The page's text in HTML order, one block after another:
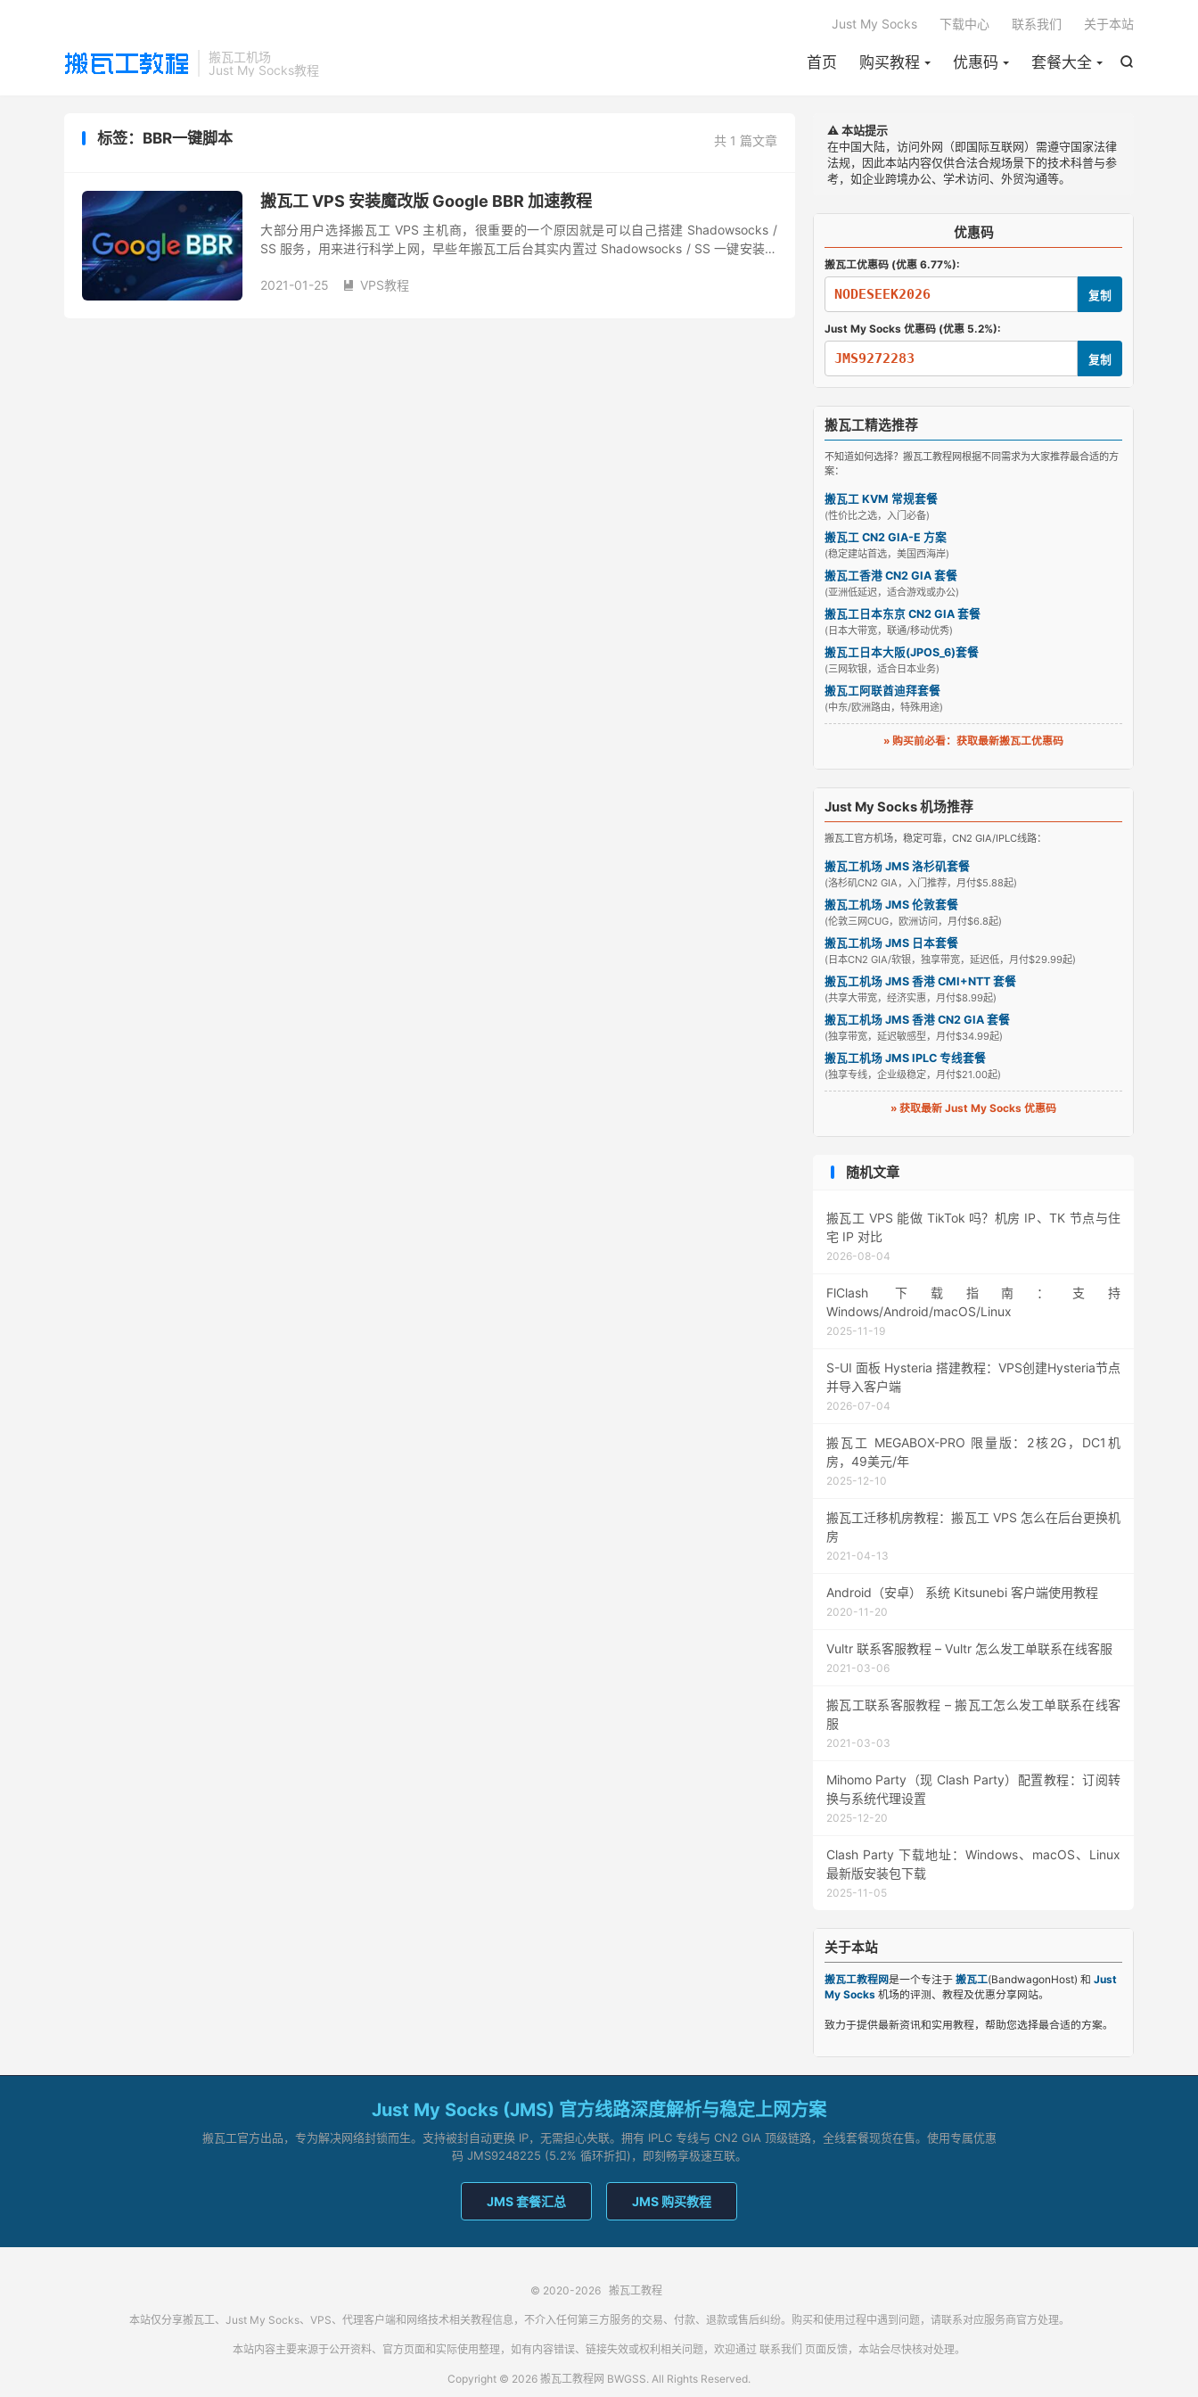
搬瓦工机场
Just My Socks教程

首页 购买教程 优惠码 套餐大全
Just My Socks 下载中心 联系我们 关于本站
共 1 篇文章
标签：BBR一键脚本
搬瓦工 VPS 安装魔改版 Google BBR 加速教程
大部分用户选择搬瓦工 VPS 主机商，很重要的一个原因就是可以自己搭建 Shadowsocks /
SS 服务，用来进行科学上网，早些年搬瓦工后台其实内置过 Shadowsocks / SS 一键安装脚
2021-01-25
 VPS教程
⚠️ 本站提示
在中国大陆，访问外网（即国际互联网）需遵守国家法律
法规，因此本站内容仅供合法合规场景下的技术科普与参
考，如企业跨境办公、学术访问、外贸沟通等。
优惠码
搬瓦工优惠码 (优惠 6.77%):
NODESEEK2026 复制
Just My Socks 优惠码 (优惠 5.2%):
JMS9272283 复制
搬瓦工精选推荐
不知道如何选择？搬瓦工教程网根据不同需求为大家推荐最合适的方
案：
搬瓦工 KVM 常规套餐
(性价比之选，入门必备)
搬瓦工 CN2 GIA-E 方案
(稳定建站首选，美国西海岸)
搬瓦工香港 CN2 GIA 套餐
(亚洲低延迟，适合游戏或办公)
搬瓦工日本东京 CN2 GIA 套餐
(日本大带宽，联通/移动优秀)
搬瓦工日本大阪(JPOS_6)套餐
(三网软银，适合日本业务)
搬瓦工阿联酋迪拜套餐
(中东/欧洲路由，特殊用途)
» 购买前必看：获取最新搬瓦工优惠码
Just My Socks 机场推荐
搬瓦工官方机场，稳定可靠，CN2 GIA/IPLC线路：
搬瓦工机场 JMS 洛杉矶套餐
(洛杉矶CN2 GIA，入门推荐，月付$5.88起)
搬瓦工机场 JMS 伦敦套餐
(伦敦三网CUG，欧洲访问，月付$6.8起)
搬瓦工机场 JMS 日本套餐
(日本CN2 GIA/软银，独享带宽，延迟低，月付$29.99起)
搬瓦工机场 JMS 香港 CMI+NTT 套餐
(共享大带宽，经济实惠，月付$8.99起)
搬瓦工机场 JMS 香港 CN2 GIA 套餐
(独享带宽，延迟敏感型，月付$34.99起)
搬瓦工机场 JMS IPLC 专线套餐
(独享专线，企业级稳定，月付$21.00起)
» 获取最新 Just My Socks 优惠码
随机文章
搬瓦工 VPS 能做 TikTok 吗？机房 IP、TK 节点与住
宅 IP 对比
2026-08-04
FlClash 下载指南：支持
Windows/Android/macOS/Linux
2025-11-19
S-UI 面板 Hysteria 搭建教程：VPS创建Hysteria节点
并导入客户端
2026-07-04
搬瓦工 MEGABOX-PRO 限量版：2核2G，DC1机
房，49美元/年
2025-12-10
搬瓦工迁移机房教程：搬瓦工 VPS 怎么在后台更换机
房
2021-04-13
Android（安卓） 系统 Kitsunebi 客户端使用教程
2020-11-20
Vultr 联系客服教程 – Vultr 怎么发工单联系在线客服
2021-03-06
搬瓦工联系客服教程 – 搬瓦工怎么发工单联系在线客
服
2021-03-03
Mihomo Party（现 Clash Party）配置教程：订阅转
换与系统代理设置
2025-12-20
Clash Party 下载地址：Windows、macOS、Linux
最新版安装包下载
2025-11-05
关于本站
搬瓦工教程网是一个专注于 搬瓦工(BandwagonHost) 和 Just
My Socks 机场的评测、教程及优惠分享网站。
致力于提供最新资讯和实用教程，帮助您选择最合适的方案。
Just My Socks (JMS) 官方线路深度解析与稳定上网方案
搬瓦工官方出品，专为解决网络封锁而生。支持被封自动更换 IP，无需担心失联。拥有 IPLC 专线与 CN2 GIA 顶级链路，全线套餐现货在售。使用专属优惠
码 JMS9248225 (5.2% 循环折扣)，即刻畅享极速互联。
JMS 套餐汇总 JMS 购买教程
© 2020-2026 搬瓦工教程
本站仅分享搬瓦工、Just My Socks、VPS、代理客户端和网络技术相关教程信息，不介入任何第三方服务的交易、付款、退款或售后纠纷。购买和使用过程中遇到问题，请联系对应服务商官方处理。
本站内容主要来源于公开资料、官方页面和实际使用整理，如有内容错误、链接失效或权利相关问题，欢迎通过 联系我们 页面反馈，本站会尽快核对处理。
Copyright © 2026 搬瓦工教程网 BWGSS. All Rights Reserved.